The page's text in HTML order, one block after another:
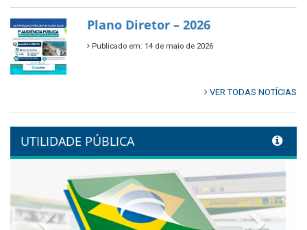
🌿🚤 Semana Mundial do Meio
Ambiente em Tamandaré
alinhamento estratégico do
Conecta+ Tamandaré.
NOTA DE PESAR E LUTO OFICIAL
Publicado em: 9 de junho de 2026